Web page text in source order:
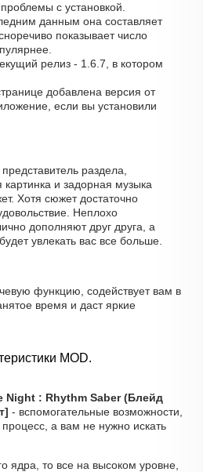
с установкой.
данным она составляет
показывает число
релиз - 1.6.7, в котором
добавлена версия от
если вы установили
раздела,
и задорная музыка
Хотя сюжет достаточно
Неплохо
дополняют друг друга, а
увлекать вас все больше.
функцию, содействует вам в
время и даст яркие
MOD.
Night : Rhythm Saber (Блейд
- вспомогательные возможности,
а вам не нужно искать
ядра, то все на высоком уровне,